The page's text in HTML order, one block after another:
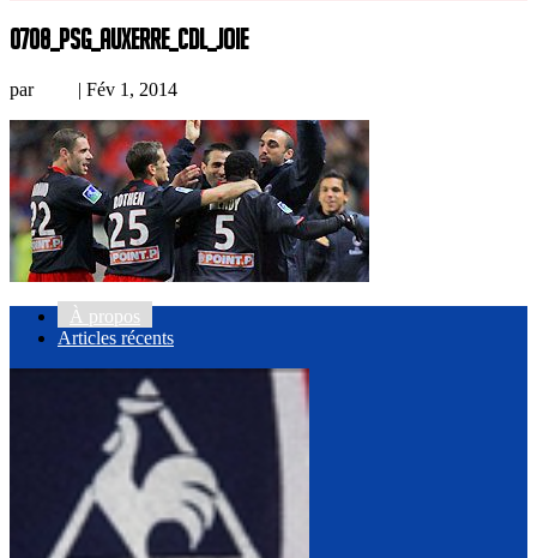
0708_PSG_Auxerre_CdL_joie
par | Fév 1, 2014
À propos
Articles récents